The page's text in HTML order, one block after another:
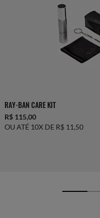
RAY-BAN CARE KIT
R$ 115,00
OU ATÉ 10X DE R$ 11,50